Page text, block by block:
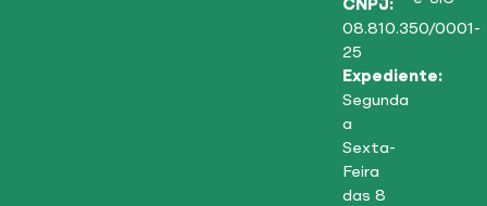
CNPJ:
08.810.350/0001-
25
Expediente:
Segunda
a
Sexta-
Feira
das 8